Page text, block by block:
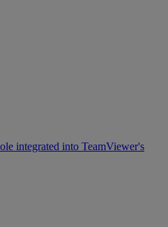
integrated into TeamViewer's